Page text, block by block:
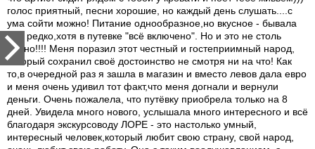
голос приятный, песни хорошие, но каждый день слушать....с
ума сойти можно! Питание однообразное,но вкусное - бывала
там редко,хотя в путевке "всё включено". Но и это не столь
важно!!!! Меня поразил этот честный и гостеприимный народ,
который сохранил своё достоинство не смотря ни на что! Как
то,в очередной раз я зашла в магазин и вместо левов дала евро
и меня очень удивил тот факт,что меня догнали и вернули
деньги. Очень пожалела, что путёвку приобрела только на 8
дней. Увидела много нового, услышала много интересного и всё
благодаря экскурсоводу ЛОРЕ - это настолько умный,
интересный человек,который любит свою страну, свой народ,